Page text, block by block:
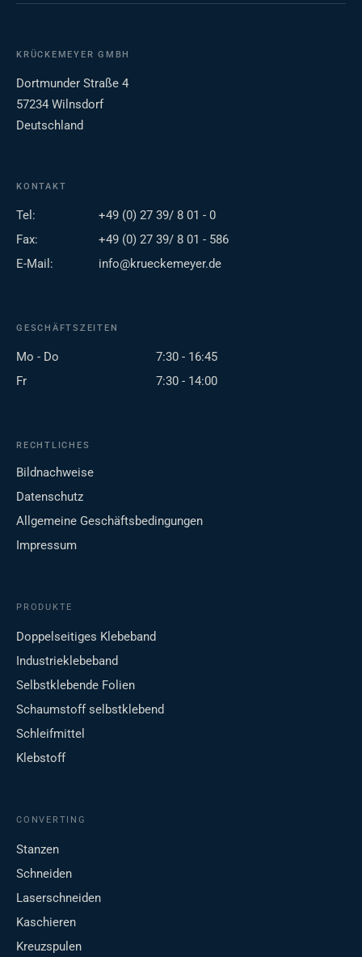
KRÜCKEMEYER GMBH
Dortmunder Straße 4
57234 Wilnsdorf
Deutschland
KONTAKT
Tel:
+49 (0) 27 39/ 8 01 - 0
Fax:
+49 (0) 27 39/ 8 01 - 586
E-Mail:
info@krueckemeyer.de
GESCHÄFTSZEITEN
Mo - Do
7:30 - 16:45
Fr
7:30 - 14:00
RECHTLICHES
Bildnachweise
Datenschutz
Allgemeine Geschäftsbedingungen
Impressum
PRODUKTE
Doppelseitiges Klebeband
Industrieklebeband
Selbstklebende Folien
Schaumstoff selbstklebend
Schleifmittel
Klebstoff
CONVERTING
Stanzen
Schneiden
Laserschneiden
Kaschieren
Kreuzspulen